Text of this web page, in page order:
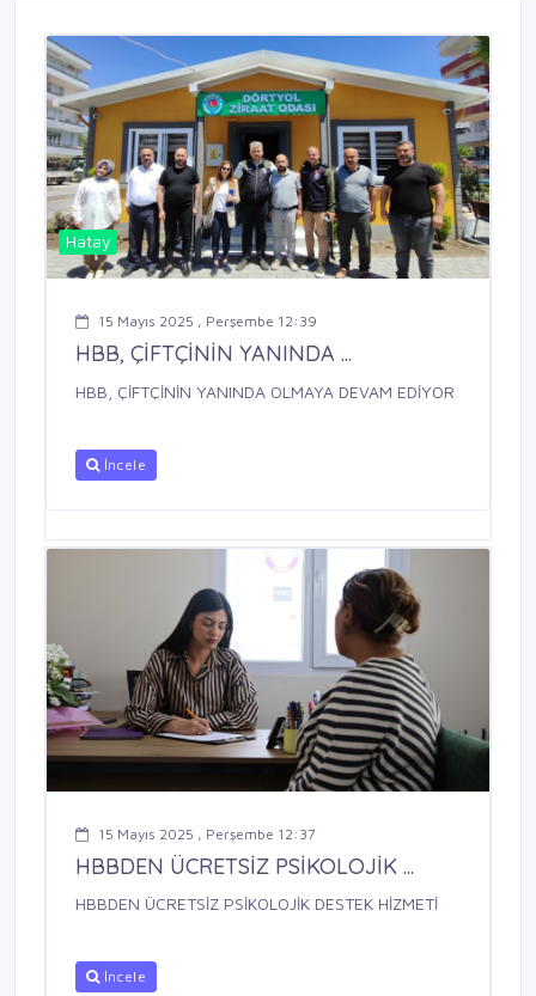
Hatay
15 Mayıs 2025 , Perşembe 12:39
HBB, ÇİFTÇİNİN YANINDA ...
HBB, ÇİFTÇİNİN YANINDA OLMAYA DEVAM EDİYOR
İncele
15 Mayıs 2025 , Perşembe 12:37
HBBDEN ÜCRETSİZ PSİKOLOJİK ...
HBBDEN ÜCRETSİZ PSİKOLOJİK DESTEK HİZMETİ
İncele